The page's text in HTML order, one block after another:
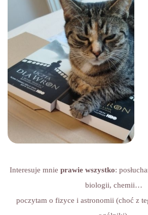
Interesuje mnie prawie wszystko:
biologii, chemii…
poczytam o fizyce i astronomii (choć z